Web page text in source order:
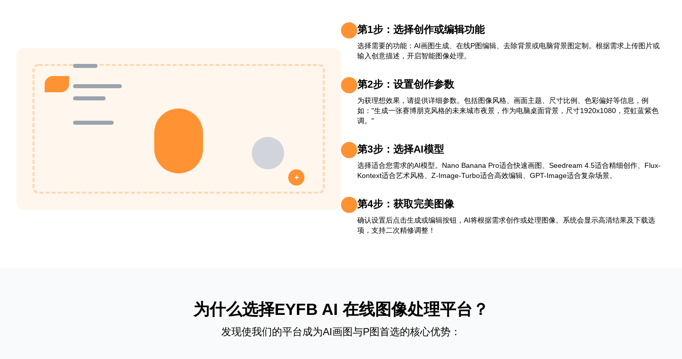
+
第1步：选择创作或编辑功能
选择需要的功能：AI画图生成、在线P图编辑、去除背景或电脑背景图定制。根据需求上传图片或
输入创意描述，开启智能图像处理。
第2步：设置创作参数
为获理想效果，请提供详细参数。包括图像风格、画面主题、尺寸比例、色彩偏好等信息，例
如："生成一张赛博朋克风格的未来城市夜景，作为电脑桌面背景，尺寸1920x1080，霓虹蓝紫色
调。"
第3步：选择AI模型
选择适合您需求的AI模型。Nano Banana Pro适合快速画图、Seedream 4.5适合精细创作、Flux-
Kontext适合艺术风格、Z-Image-Turbo适合高效编辑、GPT-Image适合复杂场景。
第4步：获取完美图像
确认设置后点击生成或编辑按钮，AI将根据需求创作或处理图像。系统会显示高清结果及下载选
项，支持二次精修调整！
为什么选择EYFB AI 在线图像处理平台？
发现使我们的平台成为AI画图与P图首选的核心优势：